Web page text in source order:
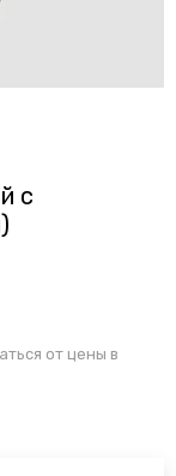
с
от цены в